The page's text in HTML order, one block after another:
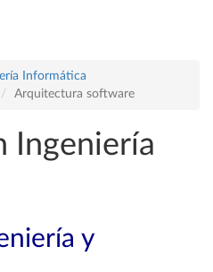
Informática
Arquitectura software
Ingeniería
y